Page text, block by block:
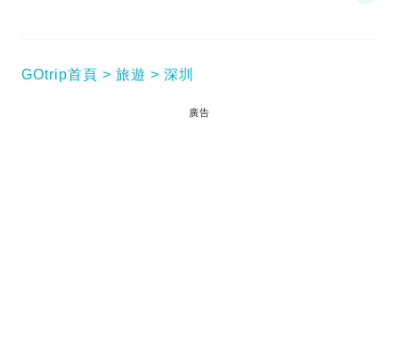
GOtrip首頁 旅遊 深圳
廣告